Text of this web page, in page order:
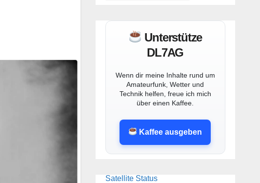
Unterstütze
DL7AG
Wenn dir meine Inhalte rund um
Amateurfunk, Wetter und
Technik helfen, freue ich mich
über einen Kaffee.
Kaffee ausgeben
Satellite Status